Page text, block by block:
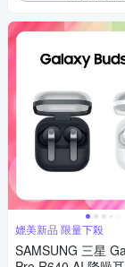
媲美新品 限量下殺
SAMSUNG 三星